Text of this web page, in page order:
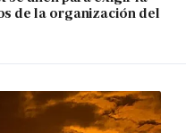
de la organización del